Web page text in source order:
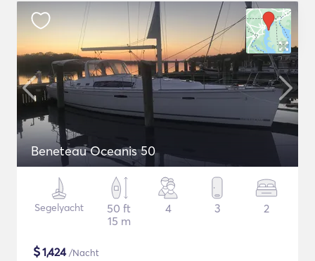
Beneteau Oceanis 50
Segelyacht
50 ft
15 m
4 3 2
$1,424/Nacht